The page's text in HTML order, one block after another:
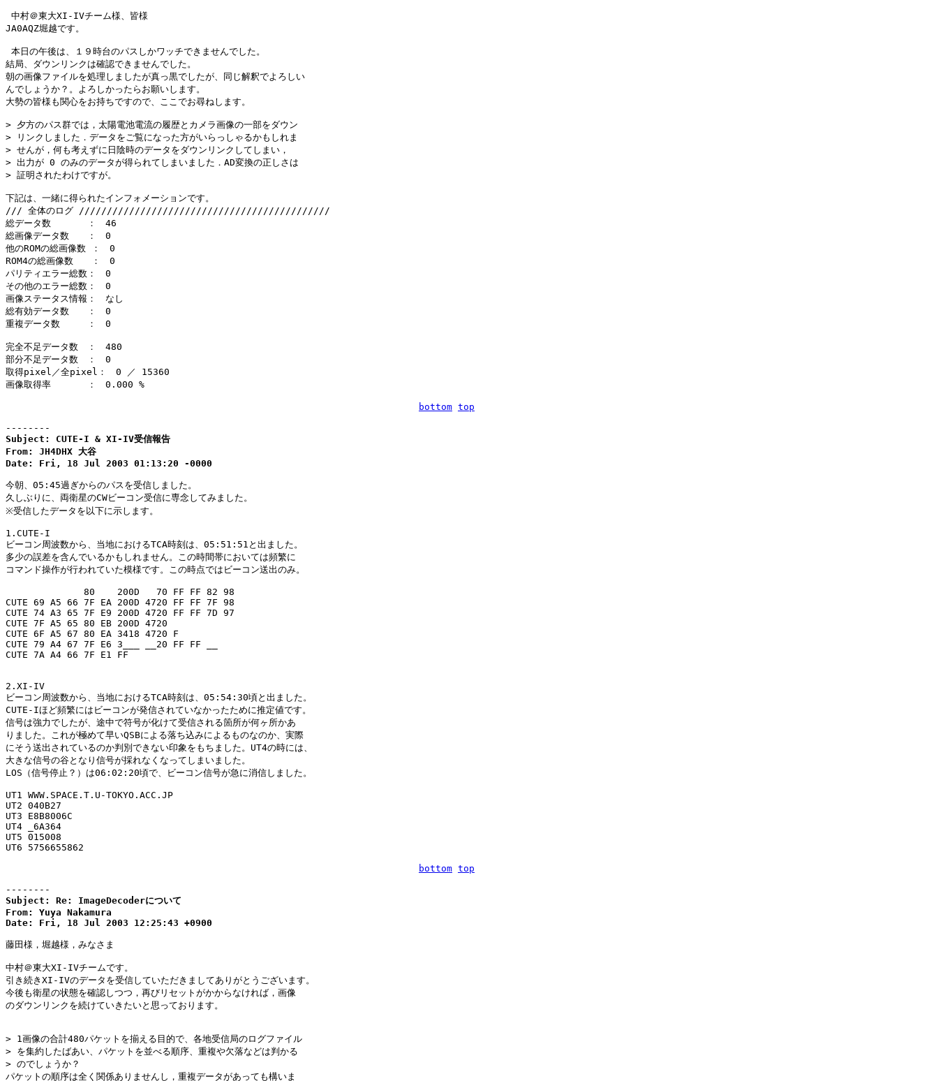
中村＠東大XI-IVチーム様、皆様
JA0AQZ堀越です。
本日の午後は、１９時台のパスしかワッチできませんでした。
結局、ダウンリンクは確認できませんでした。
朝の画像ファイルを処理しましたが真っ黒でしたが、同じ解釈でよろしい
んでしょうか？。よろしかったらお願いします。
大勢の皆様も関心をお持ちですので、ここでお尋ねします。
> 夕方のパス群では，太陽電池電流の履歴とカメラ画像の一部をダウン
> リンクしました．データをご覧になった方がいらっしゃるかもしれま
> せんが，何も考えずに日陰時のデータをダウンリンクしてしまい，
> 出力が 0 のみのデータが得られてしまいました．AD変換の正しさは
> 証明されたわけですが。
下記は、一緒に得られたインフォメーションです。
/// 全体のログ /////////////////////////////////////////////
総データ数　　　　：　46
総画像データ数　　：　0
他のROMの総画像数 ：　0
ROM4の総画像数　　：　0
パリティエラー総数：　0
その他のエラー総数：　0
画像ステータス情報：　なし
総有効データ数　　：　0
重複データ数　　　：　0
完全不足データ数　：　480
部分不足データ数　：　0
取得pixel／全pixel：　0 ／ 15360
画像取得率　　　　：　0.000 %
bottom top
--------
Subject: CUTE-I & XI-IV受信報告
From: JH4DHX 大谷
Date: Fri, 18 Jul 2003 01:13:20 -0000
今朝、05:45過ぎからのパスを受信しました。
久しぶりに、両衛星のCWビーコン受信に専念してみました。
※受信したデータを以下に示します。
1.CUTE-I
ビーコン周波数から、当地におけるTCA時刻は、05:51:51と出ました。
多少の誤差を含んでいるかもしれません。この時間帯においては頻繁に
コマンド操作が行われていた模様です。この時点ではビーコン送出のみ。
              80    200D   70 FF FF 82 98
CUTE 69 A5 66 7F EA 200D 4720 FF FF 7F 98
CUTE 74 A3 65 7F E9 200D 4720 FF FF 7D 97
CUTE 7F A5 65 80 EB 200D 4720
CUTE 6F A5 67 80 EA 3418 4720 F
CUTE 79 A4 67 7F E6 3___ __20 FF FF __
CUTE 7A A4 66 7F E1 FF
2.XI-IV
ビーコン周波数から、当地におけるTCA時刻は、05:54:30頃と出ました。
CUTE-Iほど頻繁にはビーコンが発信されていなかったために推定値です。
信号は強力でしたが、途中で符号が化けて受信される箇所が何ヶ所かあ
りました。これが極めて早いQSBによる落ち込みによるものなのか、実際
にそう送出されているのか判別できない印象をもちました。UT4の時には、
大きな信号の谷となり信号が採れなくなってしまいました。
LOS（信号停止？）は06:02:20頃で、ビーコン信号が急に消信しました。
UT1 WWW.SPACE.T.U-TOKYO.ACC.JP
UT2 040B27
UT3 E8B8006C
UT4 _6A364
UT5 015008
UT6 5756655862
bottom top
--------
Subject: Re: ImageDecoderについて
From: Yuya Nakamura
Date: Fri, 18 Jul 2003 12:25:43 +0900
藤田様，堀越様，みなさま
中村＠東大XI-IVチームです。
引き続きXI-IVのデータを受信していただきましてありがとうございます。
今後も衛星の状態を確認しつつ，再びリセットがかからなければ，画像
のダウンリンクを続けていきたいと思っております。
> 1画像の合計480パケットを揃える目的で、各地受信局のログファイル
> を集約したばあい、パケットを並べる順序、重複や欠落などは判かる
> のでしょうか？
パケットの順序は全く関係ありませんし，重複データがあっても構いま